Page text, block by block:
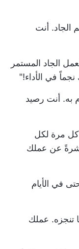
الجاد. أنت
الجاد المستمر
في الأداء!"
به. أنت رصيد
تقديمك 100٪ في كل مرة لكل
عن عملك
في الأيام
تنجزه. عملك